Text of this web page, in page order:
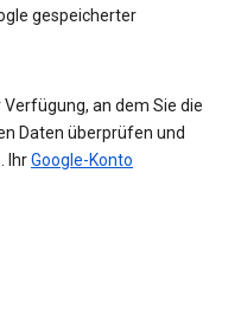
gespeicherter
an dem Sie die
Daten überprüfen und
IhrGoogle-Konto